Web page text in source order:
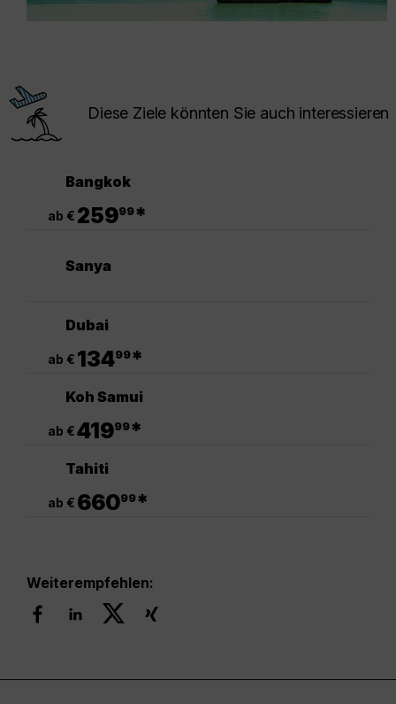
Diese Ziele könnten Sie auch interessieren
Bangkok
ab € 25999*
Sanya
Dubai
ab € 13499*
Koh Samui
ab €41999*
Tahiti
ab € 66099*
Weiterempfehlen: